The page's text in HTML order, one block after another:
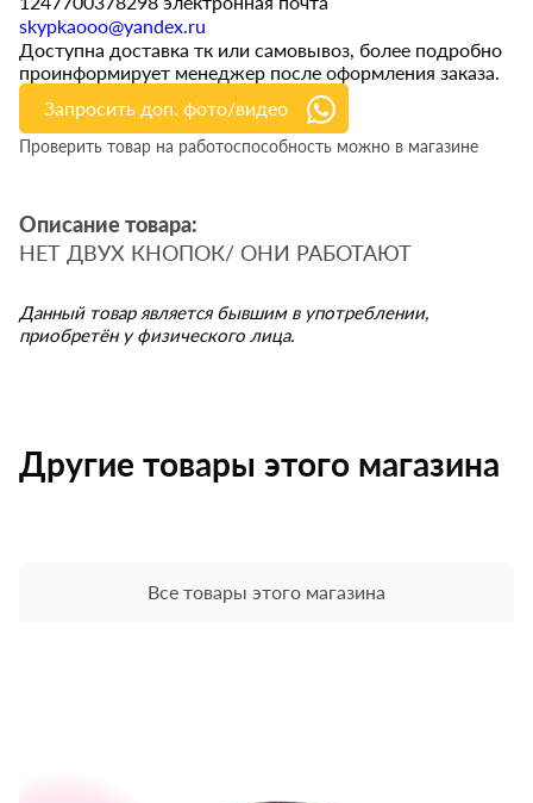
skypkaooo@yandex.ru
Доступна доставка тк или самовывоз, более подробно
проинформирует менеджер после оформления заказа.
Запросить доп. фото/видео
Проверить товар на работоспособность можно в магазине
Описание товара:
НЕТ ДВУХ КНОПОК/ ОНИ РАБОТАЮТ
Данный товар является бывшим в употреблении,
приобретён у физического лица.
Другие товары этого магазина
Все товары этого магазина